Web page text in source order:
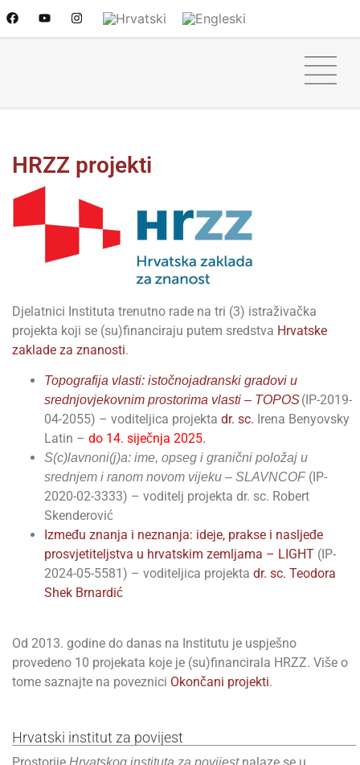
HRZZ projekti
Djelatnici Instituta trenutno rade na tri (3) istraživačka
projekta koji se (su)financiraju putem sredstva Hrvatske
zaklade za znanosti.
Topografija vlasti: istočnojadranski gradovi u
srednjovjekovnim prostorima vlasti – TOPOS(IP-2019-
04-2055) – voditeljica projekta dr. sc. Irena Benyovsky
Latin – do 14. siječnja 2025.
S(c)lavnoni(j)a: ime, opseg i granični položaj u
srednjem i ranom novom vijeku – SLAVNCOF(IP-
2020-02-3333) – voditelj projekta dr. sc. Robert
Skenderović
Između znanja i neznanja: ideje, prakse i nasljeđe
prosvjetiteljstva u hrvatskim zemljama – LIGHT (IP-
2024-05-5581) – voditeljica projekta dr. sc. Teodora
Shek Brnardić
Od 2013. godine do danas na Institutu je uspješno
provedeno 10 projekata koje je (su)financirala HRZZ. Više o
tome saznajte na poveznici Okončani projekti.
Hrvatski institut za povijest